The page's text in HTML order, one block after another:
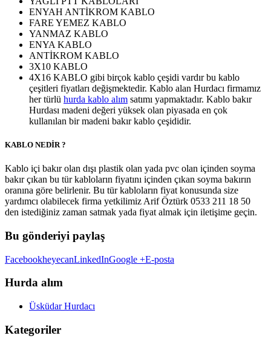
ENYAH ANTİKROM KABLO
FARE YEMEZ KABLO
YANMAZ KABLO
ENYA KABLO
ANTİKROM KABLO
3X10 KABLO
4X16 KABLO gibi birçok kablo çeşidi vardır bu kablo
çeşitleri fiyatları değişmektedir. Kablo alan Hurdacı firmamız
her türlü hurda kablo alım satımı yapmaktadır. Kablo bakır
Hurdası madeni değeri yüksek olan piyasada en çok
kullanılan bir madeni bakır kablo çeşididir.
KABLO NEDİR ?
Kablo içi bakır olan dışı plastik olan yada pvc olan içinden soyma
bakır çıkan bu tür kabloların fiyatını içinden çıkan soyma bakırın
oranına göre belirlenir. Bu tür kabloların fiyat konusunda size
yardımcı olabilecek firma yetkilimiz Arif Öztürk 0533 211 18 50
den istediğiniz zaman satmak yada fiyat almak için iletişime geçin.
Bu gönderiyi paylaş
FacebookheyecanLinkedInGoogle +E-posta
Hurda alım
Üsküdar Hurdacı
Kategoriler